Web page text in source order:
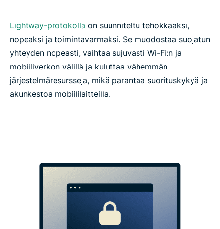
Lightway-protokolla on suunniteltu tehokkaaksi,
nopeaksi ja toimintavarmaksi. Se muodostaa suojatun
yhteyden nopeasti, vaihtaa sujuvasti Wi-Fi:n ja
mobiiliverkon välillä ja kuluttaa vähemmän
järjestelmäresursseja, mikä parantaa suorituskykyä ja
akunkestoa mobiililaitteilla.